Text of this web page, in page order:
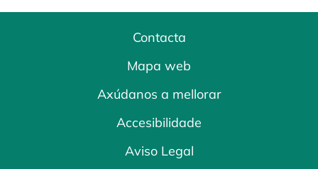
Contacta
Mapa web
Axúdanos a mellorar
Accesibilidade
Aviso Legal